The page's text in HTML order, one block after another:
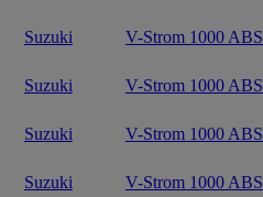
Suzuki V-Strom 1000 ABS
Suzuki V-Strom 1000 ABS
Suzuki V-Strom 1000 ABS
Suzuki V-Strom 1000 ABS